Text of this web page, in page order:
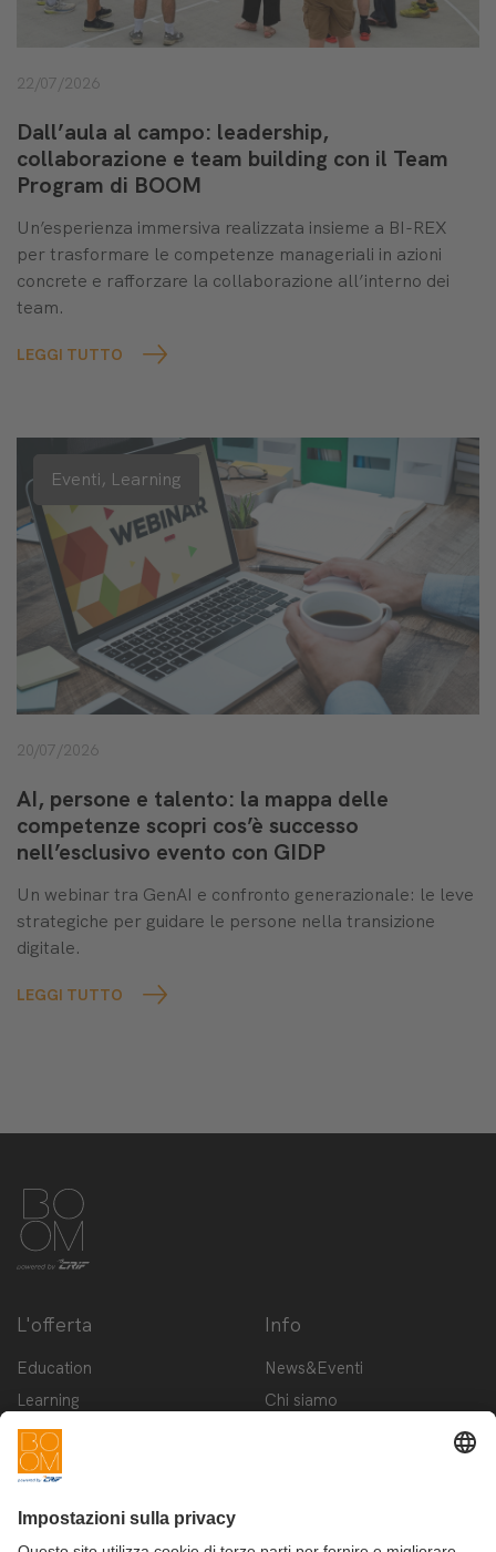
22/07/2026
Dall’aula al campo: leadership,
collaborazione e team building con il Team
Program di BOOM
Un’esperienza immersiva realizzata insieme a BI-REX
per trasformare le competenze manageriali in azioni
concrete e rafforzare la collaborazione all’interno dei
team.
LEGGI TUTTO
Eventi, Learning
20/07/2026
AI, persone e talento: la mappa delle
competenze scopri cos’è successo
nell’esclusivo evento con GIDP
Un webinar tra GenAI e confronto generazionale: le leve
strategiche per guidare le persone nella transizione
digitale.
LEGGI TUTTO
L'offerta
Education
Learning
Innovation
Startup
Info
News&Eventi
Chi siamo